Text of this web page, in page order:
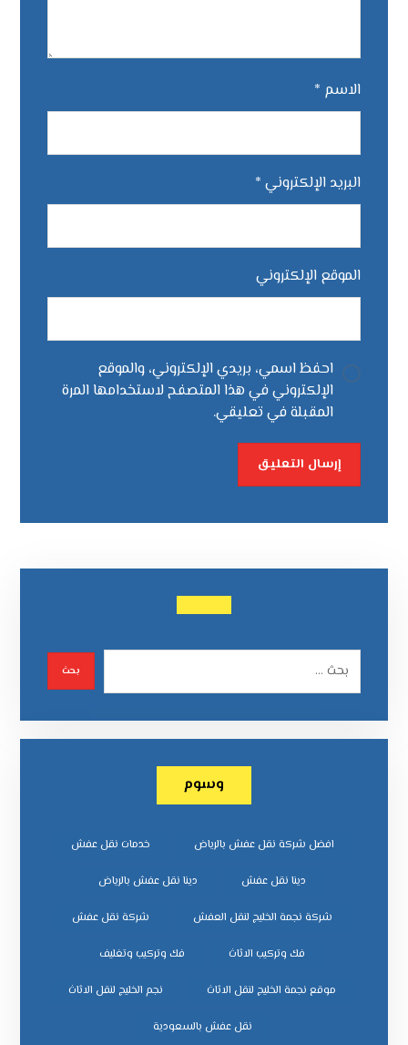
الاسم *
البريد الإلكتروني *
الموقع الإلكتروني
احفظ اسمي، بريدي الإلكتروني، والموقع
الإلكتروني في هذا المتصفح لاستخدامها المرة
المقبلة في تعليقي.
وسوم
افضل شركة نقل عفش بالرياض خدمات نقل عفش
دينا نقل عفش دينا نقل عفش بالرياض
شركة نجمة الخليج لنقل العفش شركة نقل عفش
فك وتركيب الاثاث فك وتركيب وتغليف
موقع نجمة الخليج لنقل الاثاث نجم الخليج لنقل الاثاث
نقل عفش بالسعودية